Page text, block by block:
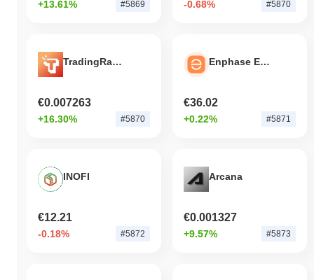
+13.61% #5869 -0.68% #5870
TradingRazor
€0.007263
+16.30% #5870
Enphase Energy Tokenized Stock (Ondo)
€36.02
+0.22% #5871
INOFI
€12.21
-0.18% #5872
Arcana
€0.001327
+9.57% #5873